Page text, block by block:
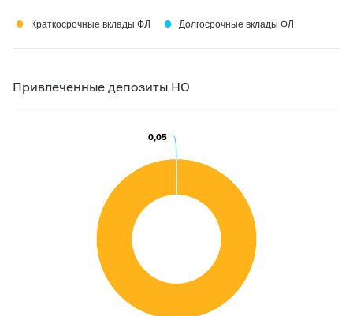
Привлеченные депозиты НО
● Краткосрочные вклады ФЛ ● Долгосрочные вклады ФЛ
0,05
0,05